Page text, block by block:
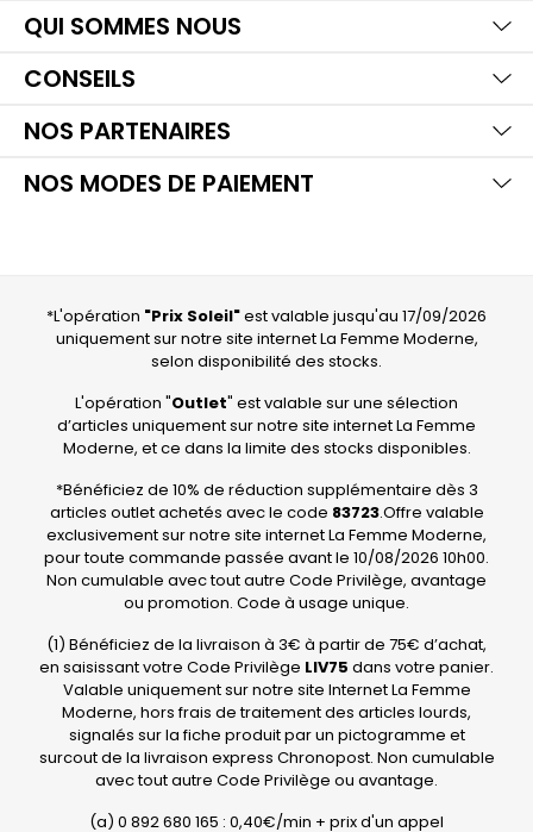
QUI SOMMES NOUS
CONSEILS
NOS PARTENAIRES
NOS MODES DE PAIEMENT
*L'opération "Prix Soleil"est valable jusqu'au 17/09/2026
uniquement sur notre site internet La Femme Moderne,
selon disponibilité des stocks.
L'opération "Outlet" est valable sur une sélection
d’articles uniquement sur notre site internet La Femme
Moderne, et ce dans la limite des stocks disponibles.
*Bénéficiez de 10% de réduction supplémentaire dès 3
articles outlet achetés avec le code 83723.Offre valable
exclusivement sur notre site internet La Femme Moderne,
pour toute commande passée avant le 10/08/2026 10h00.
Non cumulable avec tout autre Code Privilège, avantage
ou promotion. Code à usage unique.
(1) Bénéficiez de la livraison à 3€ à partir de 75€ d’achat,
en saisissant votre Code Privilège LIV75 dans votre panier.
Valable uniquement sur notre site Internet La Femme
Moderne, hors frais de traitement des articles lourds,
signalés sur la fiche produit par un pictogramme et
surcout de la livraison express Chronopost. Non cumulable
avec tout autre Code Privilège ou avantage.
(a) 0 892 680 165 : 0,40€/min + prix d'un appel